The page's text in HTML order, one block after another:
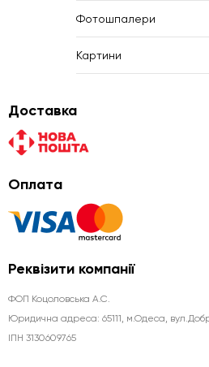
Фотошпалери
Картини
Доставка
Оплата
Реквізити компанії
ФОП Коцоловська А.С.
Юридична aдреса: 65111, м.Одеса,
ІПН 3130609765